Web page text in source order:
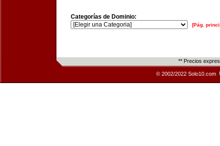
Categorías de Dominio:
[Pág.
** Precios
© 2002/2022 Solo10.com